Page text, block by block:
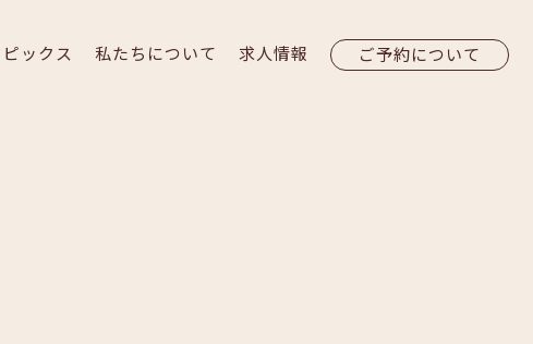
ピックス 私たちについて 求人情報 ご予約について